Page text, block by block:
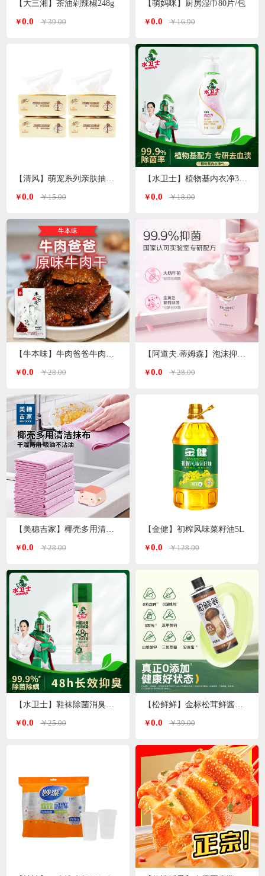
【大三湘】茶油剁辣椒248g
￥0.0 ￥39.00
【清风】萌宠系列亲肤抽纸3层*100抽
￥0.0 ￥15.00
￥0.0 ￥28.00
￥0.0 ￥28.00
￥0.0 ￥25.00
【萌妈咪】厨房湿巾80片/包
￥0.0 ￥16.90
【水卫士】植物基内衣净300g/瓶
￥0.0 ￥18.00
￥0.0 ￥28.00
【金健】初榨风味菜籽油5L
￥0.0 ￥128.00
￥0.0 ￥39.00